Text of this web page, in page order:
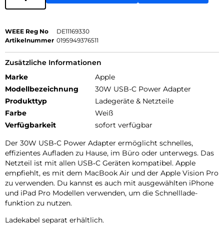
WEEE Reg No
DE11169330
Artikelnummer 0195949376511
Zusätzliche Informationen
Marke
Apple
Modellbezeichnung
30W USB-C Power Adapter
Produkttyp
Ladegeräte & Netzteile
Farbe
Weiß
Verfügbarkeit
sofort verfügbar
Der 30W USB‑C Power Adapter ermöglicht schnelles,
effizientes Aufladen zu Hause, im Büro oder unterwegs. Das
Netzteil ist mit allen USB‑C Geräten kompatibel. Apple
empfiehlt, es mit dem MacBook Air und der Apple Vision Pro
zu verwenden. Du kannst es auch mit ausgewählten iPhone
und iPad Pro Modellen verwenden, um die Schnell­lade­
funktion zu nutzen.
Ladekabel separat erhältlich.